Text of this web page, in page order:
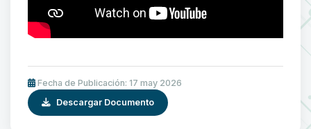
Fecha de Publicación: 17 may 2026
Descargar Documento